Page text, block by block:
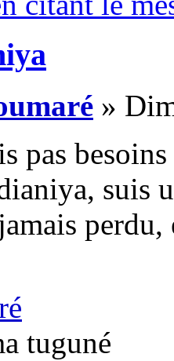
»
pas
suis
tuguné